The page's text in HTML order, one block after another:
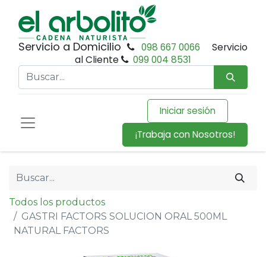
Servicio a Domicilio 098 667 0066
Servicio
al Cliente
099 004 8531
Iniciar sesión
¡Trabaja con Nosotros!
Todos los productos
GASTRI FACTORS SOLUCION ORAL 500ML
NATURAL FACTORS